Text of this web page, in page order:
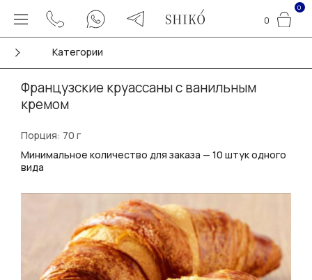
0
0
Категории
Французские круассаны с ванильным
кремом
Порция: 70 г
Минимальное количество для заказа — 10 штук одного
вида